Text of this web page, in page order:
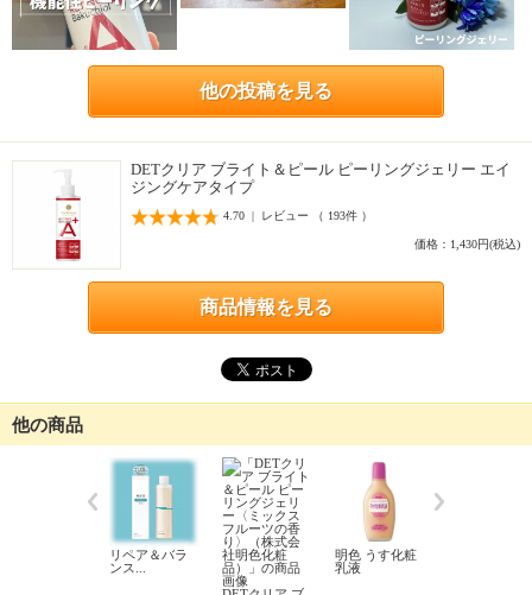
他の投稿を見る
DETクリア ブライト＆ピール ピーリングジェリー エイ
ジングケアタイプ
4.70 | レビュー （ 193件 ）
価格：1,430円(税込)
商品情報を見る
他の商品
リペア＆バラ
ンス...
明色 うす化粧
乳液